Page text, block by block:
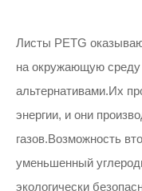
Листы PETG
на окружающую среду
альтернативами.Их
энергии, и они
газов.Возможность
уменьшенный
экологически